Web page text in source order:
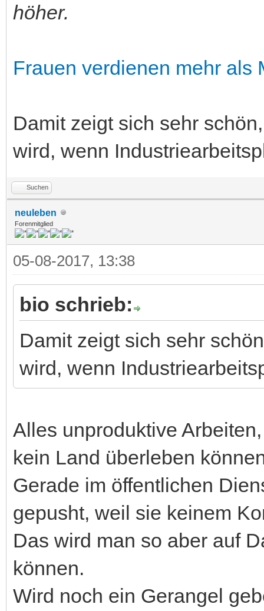
höher.
Frauen verdienen mehr als
Damit zeigt sich sehr
wird, wenn
Suchen
neuleben
Forenmitglied
05-08-2017, 13:38
bio schrieb:
Damit zeigt sich sehr
wird, wenn
Alles unproduktive
kein Land überleben
Gerade im öffentlichen
gepusht, weil sie keinem
Das wird man so aber auf
können.
Wird noch ein Gerangel